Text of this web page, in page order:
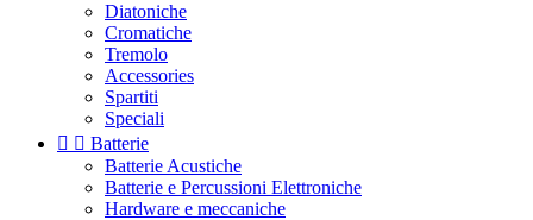
Diatoniche
Cromatiche
Tremolo
Accessories
Spartiti
Speciali
  Batterie
Batterie Acustiche
Batterie e Percussioni Elettroniche
Hardware e meccaniche